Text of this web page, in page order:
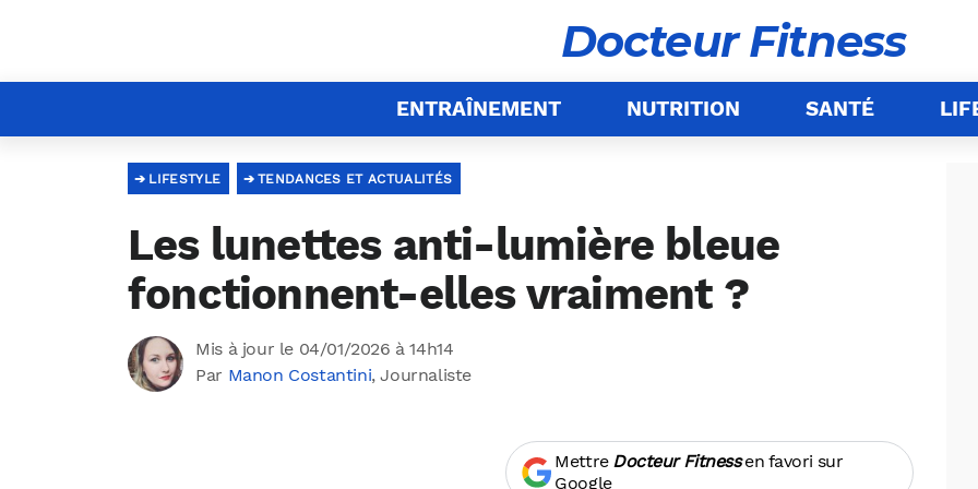
Docteur Fitness
ENTRAÎNEMENT NUTRITION SANTÉ
TENDANCES ET ACTUALITÉS
LIFESTYLE
Les lunettes anti-lumière bleue
fonctionnent-elles vraiment ?
Mis à jour le 04/01/2026 à 14h14
Par Manon Costantini, Journaliste
Mettre Docteur Fitnessen favori sur
Google